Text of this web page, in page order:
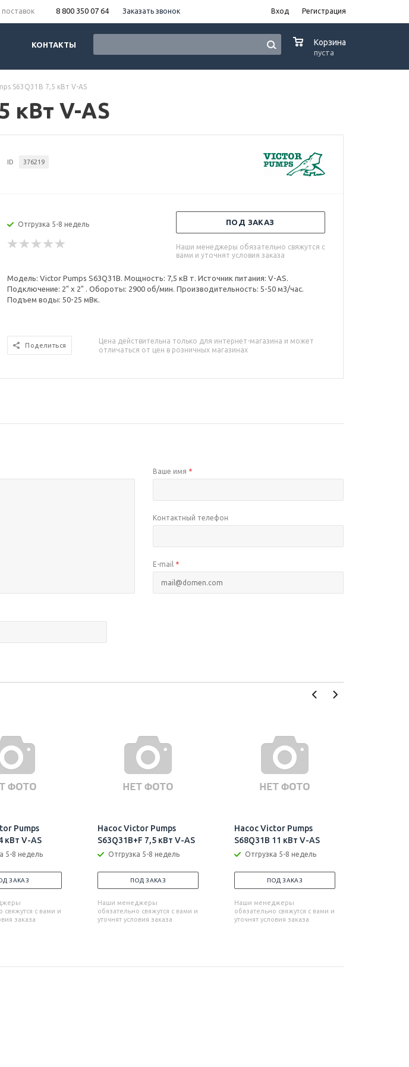
поставок 8 800 350 07 64 Заказать звонок Вход Регистрация
КОНТАКТЫ Корзина
пуста
S63Q31B 7,5 кВт V-AS
кВт V-AS
ID 376219
Отгрузка 5-8 недель ПОД ЗАКАЗ
Наши менеджеры обязательно свяжутся с
вами и уточнят условия заказа
Модель: Victor Pumps S63Q31B. Мощность: 7,5 кВ т. Источник питания: V-AS.
Подключение: 2" x 2" . Обороты: 2900 об/мин. Производительность: 5-50 м3/час.
Подъем воды: 50-25 мВк.
Поделиться
Цена действительна только для интернет-магазина и может
отличаться от цен в розничных магазинах
Ваше имя *
Контактный телефон
E-mail *
Pumps
кВт V-AS
5-8 недель
ЗАКАЗ
свяжутся с вами и
заказа
Насос Victor Pumps
S63Q31B+F 7,5 кВт V-AS
Отгрузка 5-8 недель
ПОД ЗАКАЗ
Наши менеджеры
обязательно свяжутся с вами и
уточнят условия заказа
Насос Victor Pumps
S68Q31B 11 кВт V-AS
Отгрузка 5-8 недель
ПОД ЗАКАЗ
Наши менеджеры
обязательно свяжутся с вами и
уточнят условия заказа